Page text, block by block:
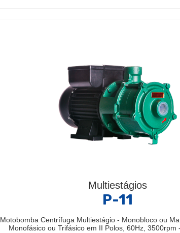
Multiestágios
P-11
Motobomba Centrífuga Multiestágio - Monobloco ou
Monofásico ou Trifásico em II Polos, 60Hz, 3500rpm